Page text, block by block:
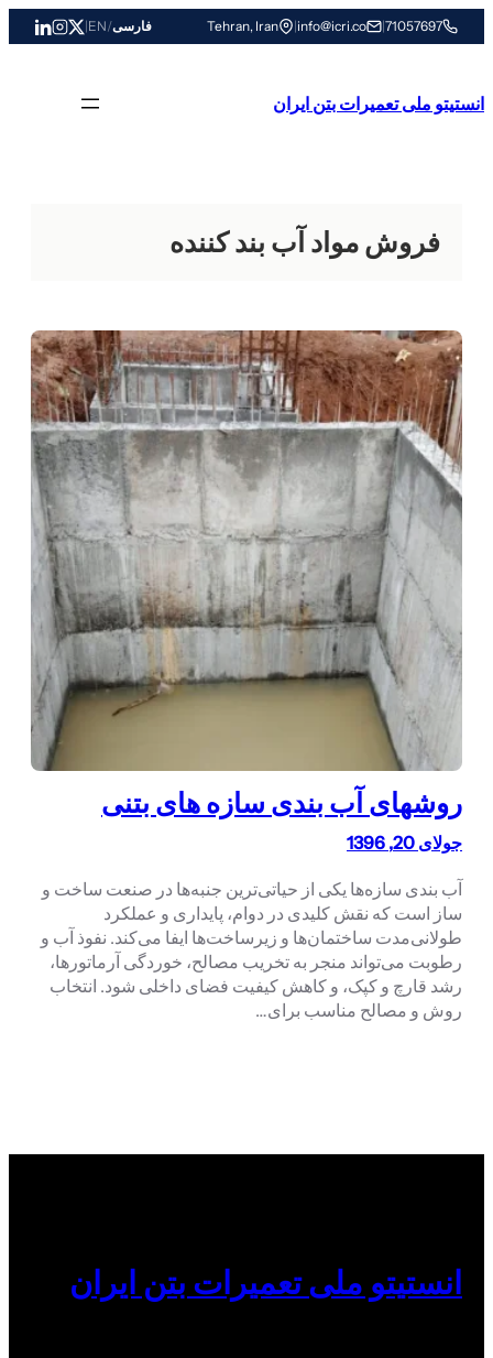
به
71057697
|
info@icri.co
|
Tehran, Iran فارسی/
EN
|
انستیتو ملی تعمیرات بتن ایران
فروش مواد آب بند کننده
روشهای آب بندی سازه های بتنی
جولای 20, 1396
آب بندی سازه‌ها یکی از حیاتی‌ترین جنبه‌ها در صنعت ساخت و
ساز است که نقش کلیدی در دوام، پایداری و عملکرد
طولانی‌مدت ساختمان‌ها و زیرساخت‌ها ایفا می‌کند. نفوذ آب و
رطوبت می‌تواند منجر به تخریب مصالح، خوردگی آرماتورها،
رشد قارچ و کپک، و کاهش کیفیت فضای داخلی شود. انتخاب
روش و مصالح مناسب برای…
انستیتو ملی تعمیرات بتن ایران